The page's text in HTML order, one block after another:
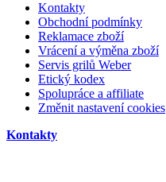
Kontakty
Obchodní podmínky
Reklamace zboží
Vrácení a výměna zboží
Servis grilů Weber
Etický kodex
Spolupráce a affiliate
Změnit nastavení cookies
Kontakty